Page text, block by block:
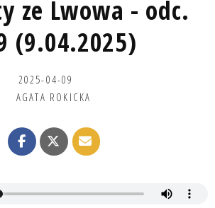
ze Lwowa - odc.
(9.04.2025)
2025-04-09
AGATA ROKICKA